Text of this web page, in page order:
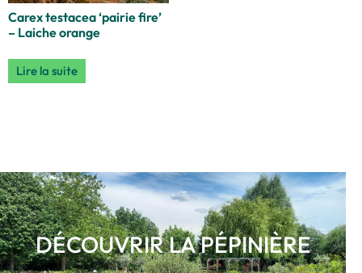
Carex testacea ‘pairie fire’
– Laiche orange
Lire la suite
DÉCOUVRIR LA PÉPINIÈRE